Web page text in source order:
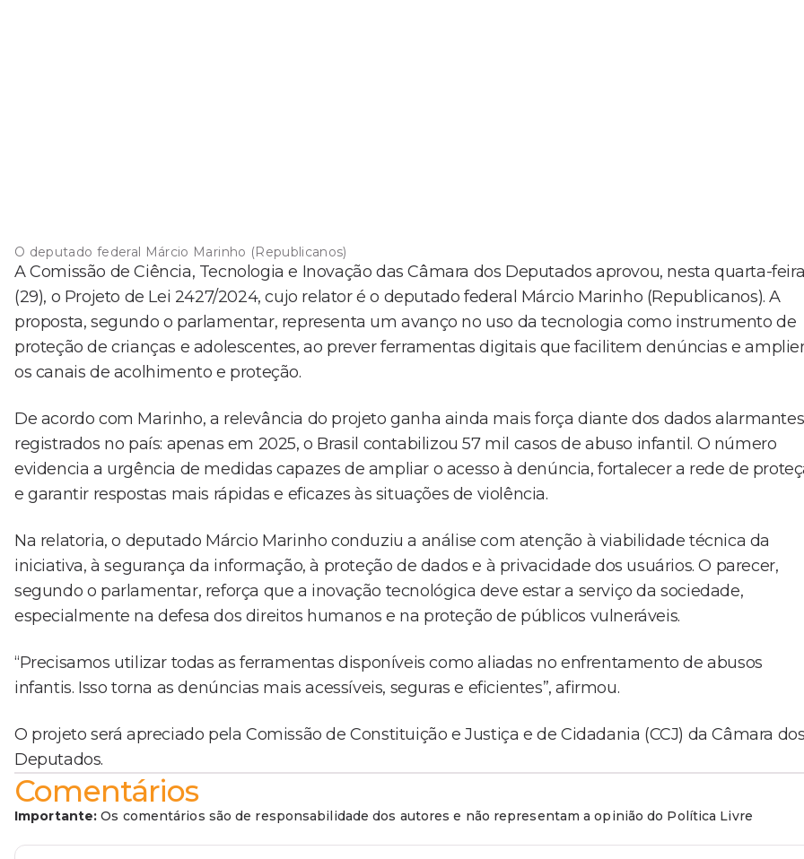
O deputado federal Márcio Marinho (Republicanos)
A Comissão de Ciência, Tecnologia e Inovação das Câmara dos Deputados aprovou, nesta quarta-
(29), o Projeto de Lei 2427/2024, cujo relator é o deputado federal Márcio Marinho (Republicanos). A
proposta, segundo o parlamentar, representa um avanço no uso da tecnologia como instrumento de
proteção de crianças e adolescentes, ao prever ferramentas digitais que facilitem denúncias e
os canais de acolhimento e proteção.
De acordo com Marinho, a relevância do projeto ganha ainda mais força diante dos dados alarmantes
registrados no país: apenas em 2025, o Brasil contabilizou 57 mil casos de abuso infantil. O número
evidencia a urgência de medidas capazes de ampliar o acesso à denúncia, fortalecer a rede de
e garantir respostas mais rápidas e eficazes às situações de violência.
Na relatoria, o deputado Márcio Marinho conduziu a análise com atenção à viabilidade técnica da
iniciativa, à segurança da informação, à proteção de dados e à privacidade dos usuários. O parecer,
segundo o parlamentar, reforça que a inovação tecnológica deve estar a serviço da sociedade,
especialmente na defesa dos direitos humanos e na proteção de públicos vulneráveis.
“Precisamos utilizar todas as ferramentas disponíveis como aliadas no enfrentamento de abusos
infantis. Isso torna as denúncias mais acessíveis, seguras e eficientes”, afirmou.
O projeto será apreciado pela Comissão de Constituição e Justiça e de Cidadania (CCJ) da Câmara
Deputados.
Comentários
Importante: Os comentários são de responsabilidade dos autores e não representam a opinião do Política Livre